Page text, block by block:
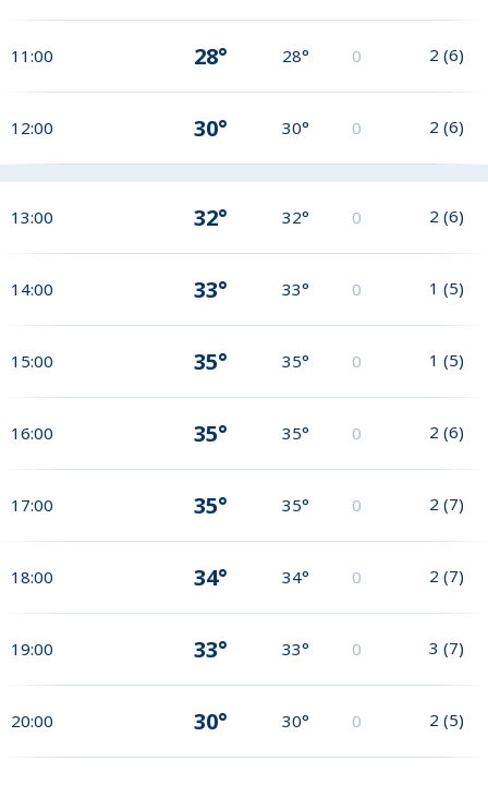
11:00 28° 28° 0 2 (6)
12:00 30° 30° 0 2 (6)
13:00 32° 32° 0 2 (6)
14:00 33° 33° 0 1 (5)
15:00 35° 35° 0 1 (5)
16:00 35° 35° 0 2 (6)
17:00 35° 35° 0 2 (7)
18:00 34° 34° 0 2 (7)
19:00 33° 33° 0 3 (7)
20:00 30° 30° 0 2 (5)